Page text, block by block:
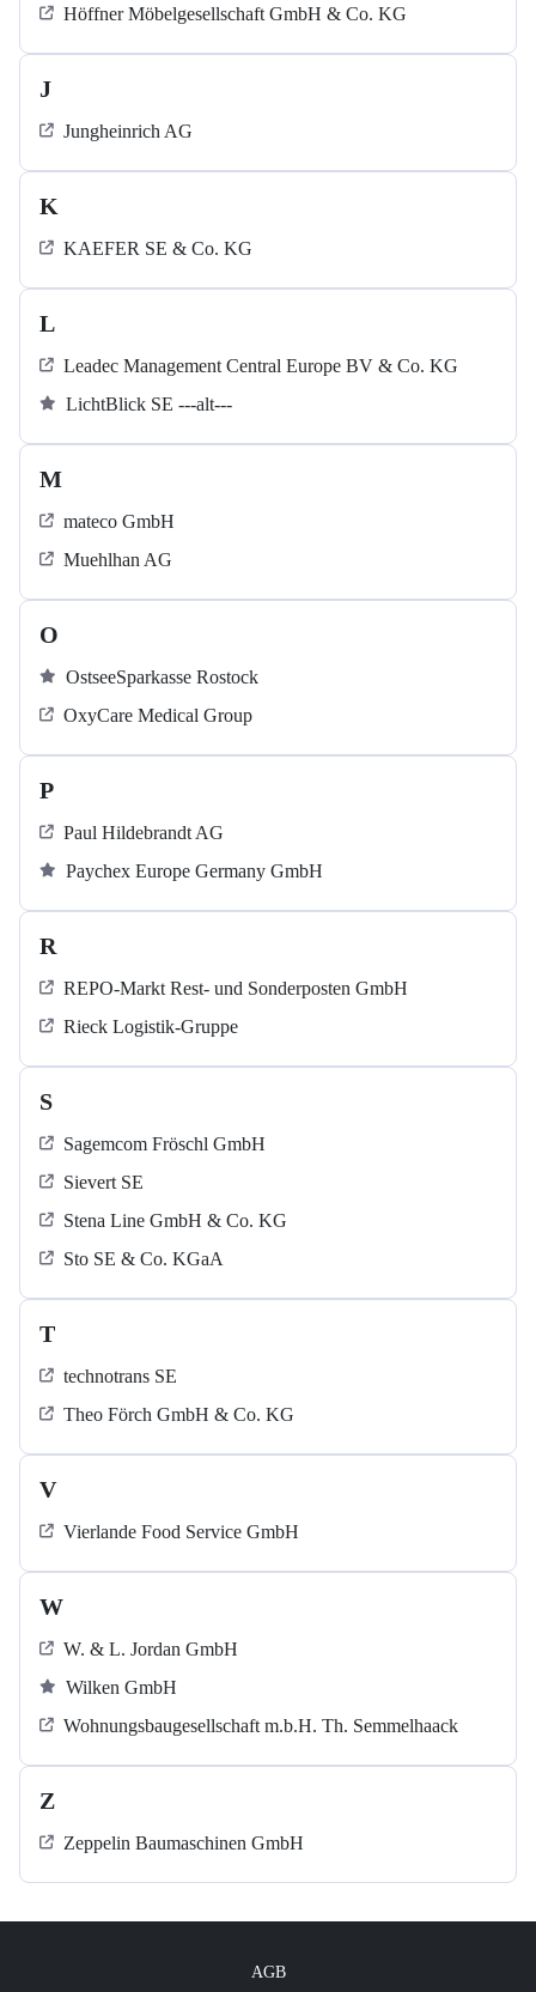
Höffner Möbelgesellschaft GmbH & Co. KG
J
Jungheinrich AG
K
KAEFER SE & Co. KG
L
Leadec Management Central Europe BV & Co. KG
LichtBlick SE ---alt---
M
mateco GmbH
Muehlhan AG
O
OstseeSparkasse Rostock
OxyCare Medical Group
P
Paul Hildebrandt AG
Paychex Europe Germany GmbH
R
REPO-Markt Rest- und Sonderposten GmbH
Rieck Logistik-Gruppe
S
Sagemcom Fröschl GmbH
Sievert SE
Stena Line GmbH & Co. KG
Sto SE & Co. KGaA
T
technotrans SE
Theo Förch GmbH & Co. KG
V
Vierlande Food Service GmbH
W
W. & L. Jordan GmbH
Wilken GmbH
Wohnungsbaugesellschaft m.b.H. Th. Semmelhaack
Z
Zeppelin Baumaschinen GmbH
AGB